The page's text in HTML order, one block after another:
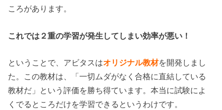
ころがあります。
これでは２重の学習が発生してしまい効率が悪い！
ということで、アビタスはオリジナル教材を開発しまし
た。この教材は、「一切ムダがなく合格に直結している
教材だ」という評価を勝ち得ています。本当に試験によ
くでるところだけを学習できるというわけです。